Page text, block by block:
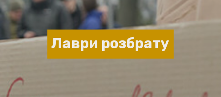
Лаври розбрату